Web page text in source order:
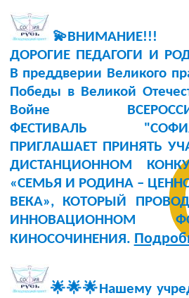
💫ВНИМАНИЕ!!!
ДОРОГИЕ ПЕДАГОГИ И
В преддверии Великого
Победы в Великой
Войне
ФЕСТИВАЛЬ
ПРИГЛАШАЕТ ПРИНЯТЬ
ДИСТАНЦИОННОМ
«СЕМЬЯ И РОДИНА –
ВЕКА», КОТОРЫЙ
ИННОВАЦИОННОМ
КИНОСОЧИНЕНИЯ.
🌟🌟🌟Нашему